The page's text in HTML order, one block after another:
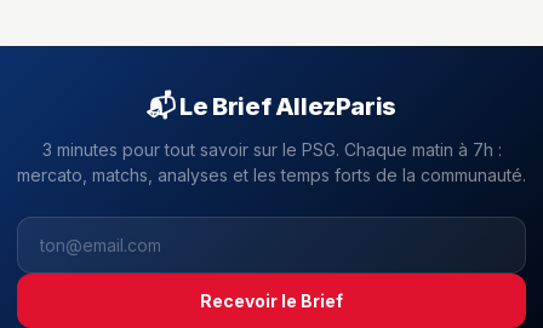
📬 Le Brief AllezParis
3 minutes pour tout savoir sur le PSG. Chaque matin à 7h :
mercato, matchs, analyses et les temps forts de la communauté.
Recevoir le Brief